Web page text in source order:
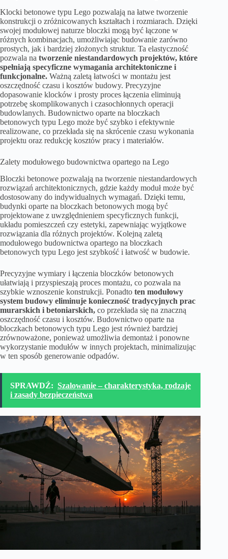
Klocki betonowe typu Lego pozwalają na łatwe tworzenie
konstrukcji o zróżnicowanych kształtach i rozmiarach. Dzięki
swojej modułowej naturze bloczki mogą być łączone w
różnych kombinacjach, umożliwiając budowanie zarówno
prostych, jak i bardziej złożonych struktur. Ta elastyczność
pozwala na tworzenie niestandardowych projektów, które
spełniają specyficzne wymagania architektoniczne i
funkcjonalne. Ważną zaletą łatwości w montażu jest
oszczędność czasu i kosztów budowy. Precyzyjne
dopasowanie klocków i prosty proces łączenia eliminują
potrzebę skomplikowanych i czasochłonnych operacji
budowlanych. Budownictwo oparte na bloczkach
betonowych typu Lego może być szybko i efektywnie
realizowane, co przekłada się na skrócenie czasu wykonania
projektu oraz redukcję kosztów pracy i materiałów.
Zalety modułowego budownictwa opartego na Lego
Bloczki betonowe pozwalają na tworzenie niestandardowych
rozwiązań architektonicznych, gdzie każdy moduł może być
dostosowany do indywidualnych wymagań. Dzięki temu,
budynki oparte na bloczkach betonowych mogą być
projektowane z uwzględnieniem specyficznych funkcji,
układu pomieszczeń czy estetyki, zapewniając wyjątkowe
rozwiązania dla różnych projektów. Kolejną zaletą
modułowego budownictwa opartego na bloczkach
betonowych typu Lego jest szybkość i łatwość w budowie.
Precyzyjne wymiary i łączenia bloczków betonowych
ułatwiają i przyspieszają proces montażu, co pozwala na
szybkie wznoszenie konstrukcji. Ponadto ten modułowy
system budowy eliminuje konieczność tradycyjnych prac
murarskich i betoniarskich, co przekłada się na znaczną
oszczędność czasu i kosztów. Budownictwo oparte na
bloczkach betonowych typu Lego jest również bardziej
zrównoważone, ponieważ umożliwia demontaż i ponowne
wykorzystanie modułów w innych projektach, minimalizując
w ten sposób generowanie odpadów.
SPRAWDŹ: Szalowanie – charakterystyka, rodzaje
i zasady bezpieczeństwa